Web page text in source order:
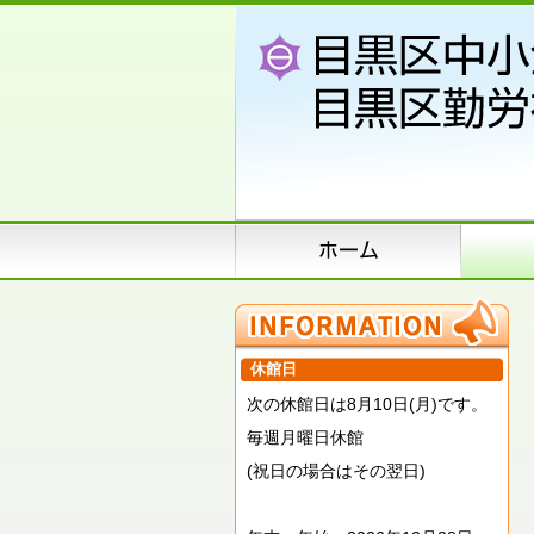
休館日
次の休館日は8月10日(月)です。
毎週月曜日休館
(祝日の場合はその翌日)